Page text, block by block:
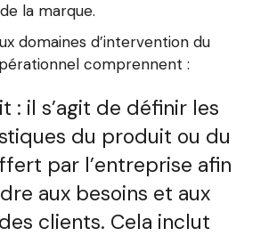
la marque.
domaines d’intervention du
comprennent :
: il s’agit de définir les
du produit ou du
par l’entreprise afin
aux besoins et aux
clients. Cela inclut